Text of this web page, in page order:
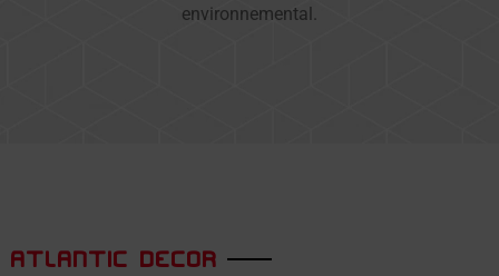
environnemental.
ATLANTIC DECOR